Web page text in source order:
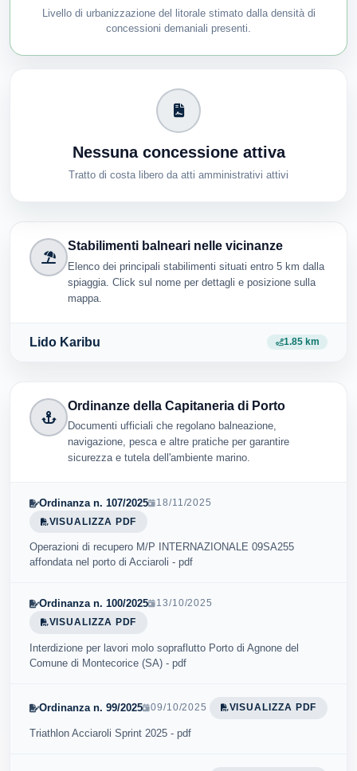
Livello di urbanizzazione del litorale stimato dalla densità di
concessioni demaniali presenti.
Nessuna concessione attiva
Tratto di costa libero da atti amministrativi attivi
Stabilimenti balneari nelle vicinanze
Elenco dei principali stabilimenti situati entro 5 km dalla
spiaggia. Click sul nome per dettagli e posizione sulla
mappa.
Lido Karibu 1.85 km
Ordinanze della Capitaneria di Porto
Documenti ufficiali che regolano balneazione,
navigazione, pesca e altre pratiche per garantire
sicurezza e tutela dell'ambiente marino.
Ordinanza n. 107/2025
18/11/2025
VISUALIZZA PDF
Operazioni di recupero M/P INTERNAZIONALE 09SA255
affondata nel porto di Acciaroli - pdf
Ordinanza n. 100/2025
13/10/2025
VISUALIZZA PDF
Interdizione per lavori molo sopraflutto Porto di Agnone del
Comune di Montecorice (SA) - pdf
Ordinanza n. 99/2025 09/10/2025 VISUALIZZA PDF
Triathlon Acciaroli Sprint 2025 - pdf